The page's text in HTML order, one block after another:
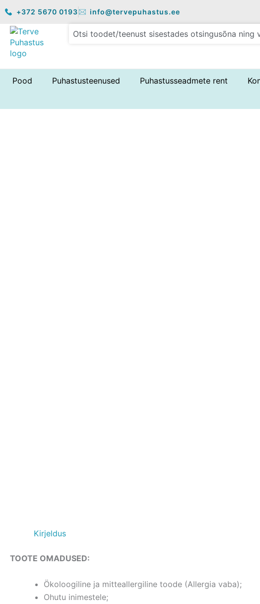
to
content
+372 5670 0193 info@tervepuhastus.ee
Pood Puhastusteenused Puhastusseadmete rent
Kirjeldus
TOOTE OMADUSED:
Ökoloogiline ja mitteallergiline toode (Allergia vaba);
Ohutu inimestele;